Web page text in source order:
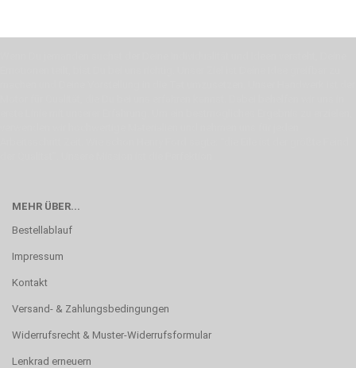
MEHR ÜBER...
Bestellablauf
Impressum
Kontakt
Versand- & Zahlungsbedingungen
Widerrufsrecht & Muster-Widerrufsformular
Lenkrad erneuern